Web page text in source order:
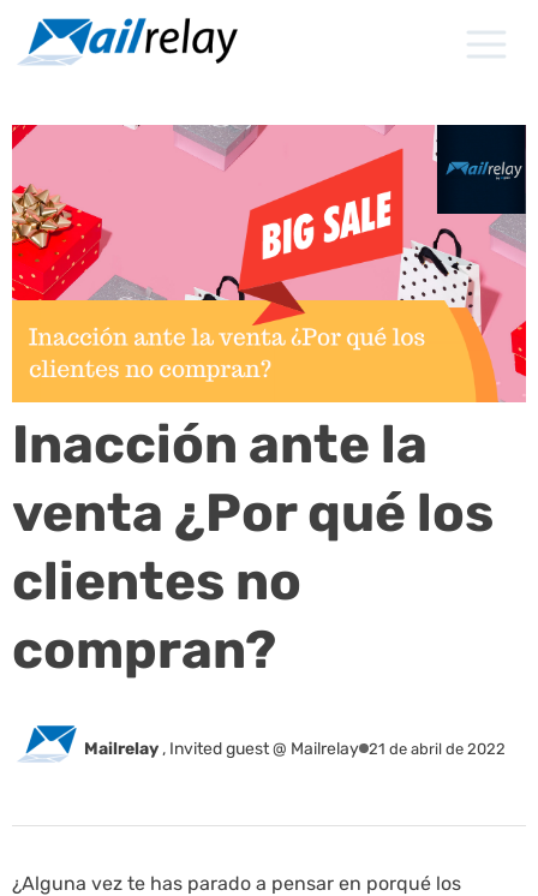
contenido
Inacción ante la
venta ¿Por qué los
clientes no
compran?
Mailrelay , Invited guest @ Mailrelay 21 de abril de 2022
¿Alguna vez te has parado a pensar en porqué los